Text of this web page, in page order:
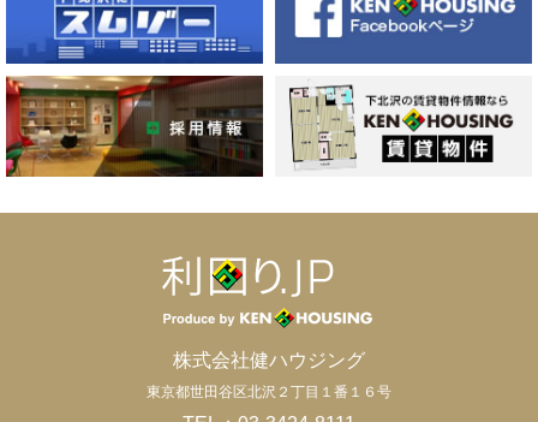
株式会社健ハウジング
東京都世田谷区北沢２丁目１番１６号